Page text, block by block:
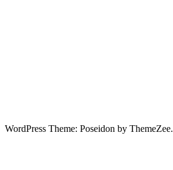
WordPress Theme: Poseidon by ThemeZee.